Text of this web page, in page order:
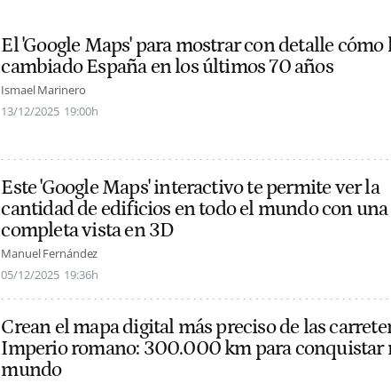
El 'Google Maps' para mostrar con detalle cómo
cambiado España en los últimos 70 años
Ismael Marinero
13/12/2025 19:00h
Este 'Google Maps' interactivo te permite ver la
cantidad de edificios en todo el mundo con una
completa vista en 3D
Manuel Fernández
05/12/2025 19:36h
Crean el mapa digital más preciso de las
Imperio romano: 300.000 km para conquistar
mundo